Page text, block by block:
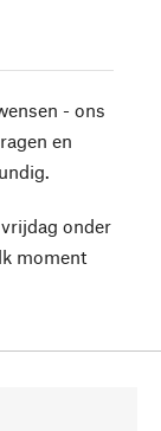
- ons
en
onder
moment